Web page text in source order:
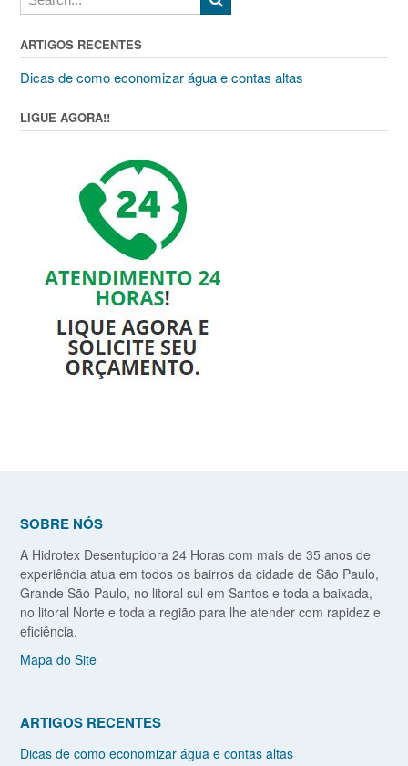
ARTIGOS RECENTES
Dicas de como economizar água e contas altas
LIGUE AGORA!!
SOBRE NÓS
A Hidrotex Desentupidora 24 Horas com mais de 35 anos de
experiência atua em todos os bairros da cidade de São Paulo,
Grande São Paulo, no litoral sul em Santos e toda a baixada,
no litoral Norte e toda a região para lhe atender com rapidez e
eficiência.
Mapa do Site
ARTIGOS RECENTES
Dicas de como economizar água e contas altas